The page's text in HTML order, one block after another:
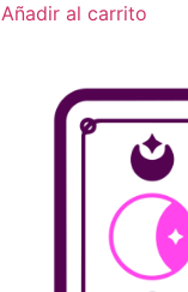
Añadir al carrito